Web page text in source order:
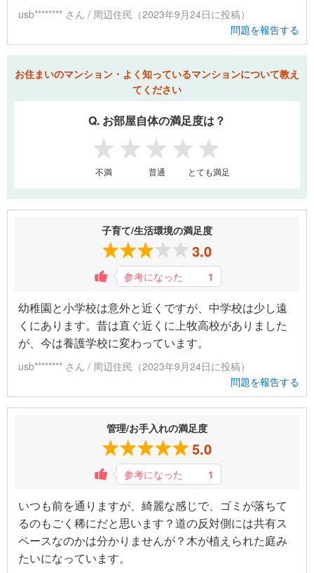
usb******** さん / 周辺住民（2023年9月24日に投稿）
問題を報告する
お住まいのマンション・よく知っているマンションについて教え
てください
Q. お部屋自体の満足度は？
1 2 3 4 5
不満 普通 とても満足
子育て/生活環境の満足度
3.0
参考になった 1
幼稚園と小学校は意外と近くですが、中学校は少し遠
くにあります。昔は直ぐ近くに上牧高校がありました
が、今は養護学校に変わっています。
usb******** さん / 周辺住民（2023年9月24日に投稿）
問題を報告する
管理/お手入れの満足度
5.0
参考になった 1
いつも前を通りますが、綺麗な感じで、ゴミが落ちて
るのもごく稀にだと思います？道の反対側には共有ス
ペースなのかは分かりませんが？木が植えられた庭み
たいになっています。